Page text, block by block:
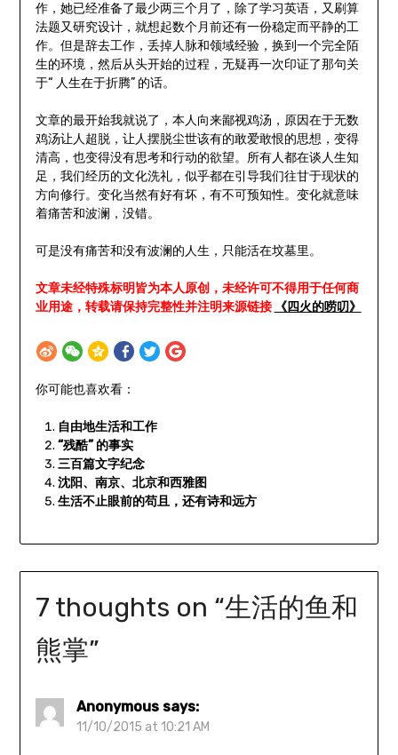
作，她已经准备了最少两三个月了，除了学习英语，又刷算
法题又研究设计，就想起数个月前还有一份稳定而平静的工
作。但是辞去工作，丢掉人脉和领域经验，换到一个完全陌
生的环境，然后从头开始的过程，无疑再一次印证了那句关
于“ 人生在于折腾” 的话。
文章的最开始我就说了，本人向来鄙视鸡汤，原因在于无数
鸡汤让人超脱，让人摆脱尘世该有的敢爱敢恨的思想，变得
清高，也变得没有思考和行动的欲望。所有人都在谈人生知
足，我们经历的文化洗礼，似乎都在引导我们往甘于现状的
方向修行。变化当然有好有坏，有不可预知性。变化就意味
着痛苦和波澜，没错。
可是没有痛苦和没有波澜的人生，只能活在坟墓里。
文章未经特殊标明皆为本人原创，未经许可不得用于任何商
业用途，转载请保持完整性并注明来源链接
《四火的唠叨》
你可能也喜欢看：
自由地生活和工作
“残酷” 的事实
三百篇文字纪念
沈阳、南京、北京和西雅图
生活不止眼前的苟且，还有诗和远方
7 thoughts on “生活的鱼和
熊掌”
Anonymous says:
11/10/2015 at 10:21 AM